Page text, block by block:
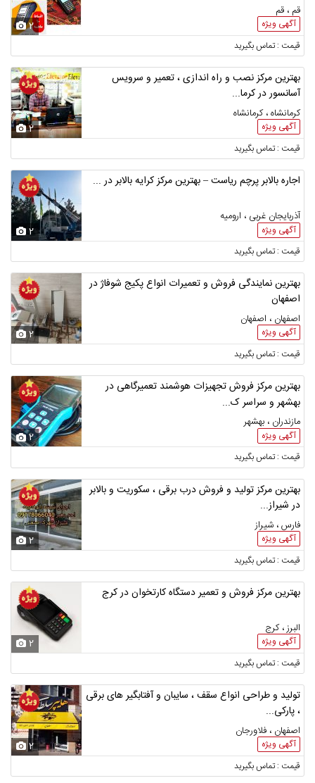
قم ، قم
آگهی ویژه 2
قیمت : تماس بگیرید
بهترین مرکز نصب و راه اندازی ، تعمیر و سرویس
آسانسور در کرما...
کرمانشاه ، کرمانشاه
آگهی ویژه 2
قیمت : تماس بگیرید
اجاره بالابر پرچم ریاست – بهترین مرکز کرایه بالابر در ...
آذربایجان غربی ، ارومیه
آگهی ویژه 2
قیمت : تماس بگیرید
بهترین نمایندگی فروش و تعمیرات انواع پکیج شوفاژ در
اصفهان
اصفهان ، اصفهان
آگهی ویژه 2
قیمت : تماس بگیرید
بهترین مرکز فروش تجهیزات هوشمند تعمیرگاهی در
بهشهر و سراسر ک...
مازندران ، بهشهر
آگهی ویژه 2
قیمت : تماس بگیرید
بهترین مرکز تولید و فروش درب برقی ، سکوریت و بالابر
در شیراز...
فارس ، شیراز
آگهی ویژه 2
قیمت : تماس بگیرید
بهترین مرکز فروش و تعمیر دستگاه کارتخوان در کرج
البرز ، کرج
آگهی ویژه 2
قیمت : تماس بگیرید
تولید و طراحی انواع سقف ، سایبان و آفتابگیر های برقی
، پارکی...
اصفهان ، فلاورجان
آگهی ویژه 2
قیمت : تماس بگیرید